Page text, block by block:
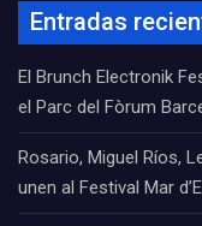
Entradas
El Brunch Electronik
el Parc del Fòrum
Rosario, Miguel Ríos,
unen al Festival Mar